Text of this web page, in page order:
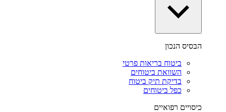
הבסיס הנכון
ביטוח בריאות פרטי
השוואת ביטוחים
בדיקת תיק ביטוח
כפל ביטוחים
כיסויים רפואיים